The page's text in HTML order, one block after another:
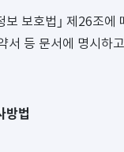
보호법｣ 제26조에
서 등 문서에 명시
방법